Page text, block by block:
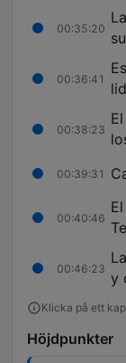
00:35:20
00:36:41
00:38:23
00:39:31
00:40:46
00:46:23
y
Klicka på ett
Höjdpunkter